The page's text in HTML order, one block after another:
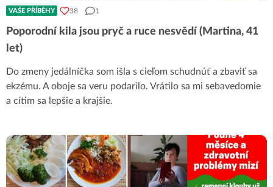
VAŠE PŘÍBĚHY 38 1
Poporodní kila jsou pryč a ruce nesvědí (Martina, 41
let)
Do zmeny jedálníčka som išla s cieľom schudnúť a zbaviť sa
ekzému. A oboje sa veru podarilo. Vrátilo sa mi sebavedomie
a cítim sa lepšie a krajšie.